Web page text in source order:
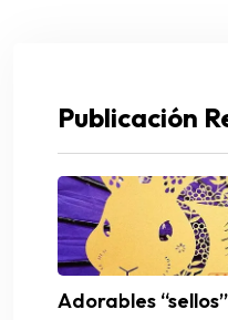
Publicación
Adorables